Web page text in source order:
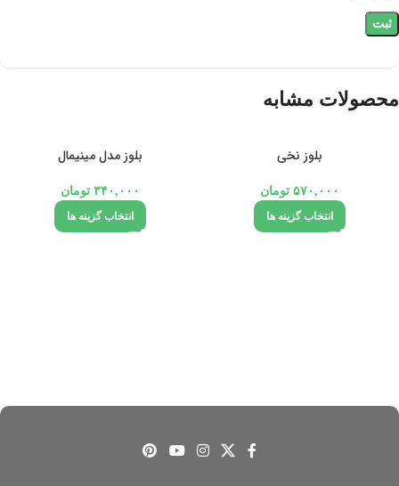
محصولات مشابه
بلوز نخی
۵۷۰,۰۰۰ تومان
انتخاب گزینه ها
بلوز مدل مینیمال
۳۴۰,۰۰۰ تومان
انتخاب گزینه ها